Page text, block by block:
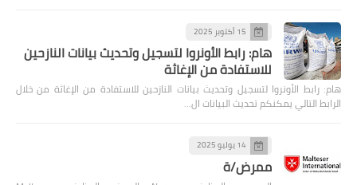
15 أكتوبر 2025
هام: رابط الأونروا لتسجيل وتحديث بيانات النازحين
للاستفادة من الإغاثة
هام: رابط الأونروا لتسجيل وتحديث بيانات النازحين للاستفادة من الإغاثة من خلال
الرابط التالي يمكنكم تحديث البيانات ال…
14 يوليو 2025
ممرض/ة